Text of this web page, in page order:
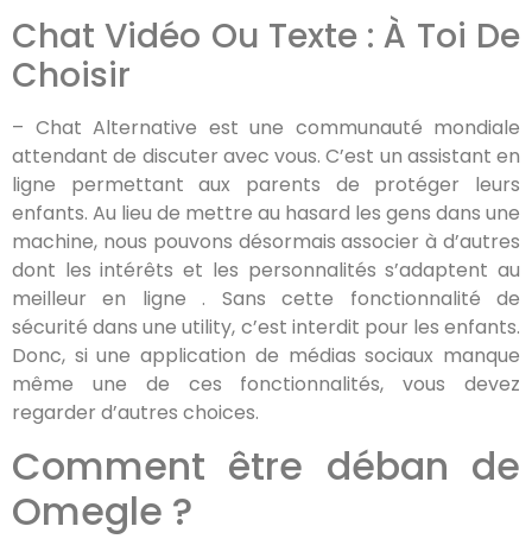
Chat Vidéo Ou Texte : À Toi De
Choisir
– Chat Alternative est une communauté mondiale
attendant de discuter avec vous. C’est un assistant en
ligne permettant aux parents de protéger leurs
enfants. Au lieu de mettre au hasard les gens dans une
machine, nous pouvons désormais associer à d’autres
dont les intérêts et les personnalités s’adaptent au
meilleur en ligne . Sans cette fonctionnalité de
sécurité dans une utility, c’est interdit pour les enfants.
Donc, si une application de médias sociaux manque
même une de ces fonctionnalités, vous devez
regarder d’autres choices.
Comment être déban de
Omegle ?